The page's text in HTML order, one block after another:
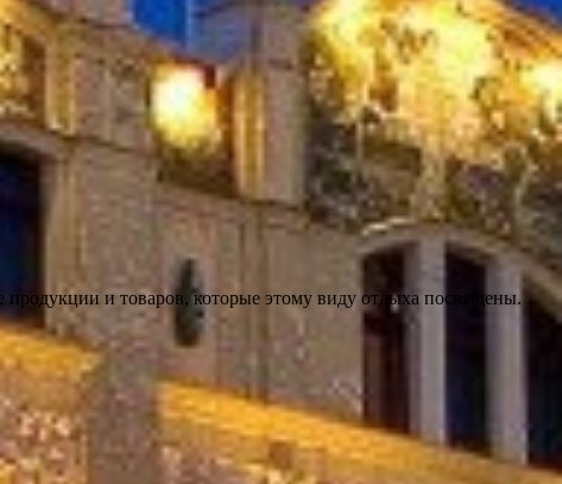
и товаров, которые этому виду отдыха посвящены.